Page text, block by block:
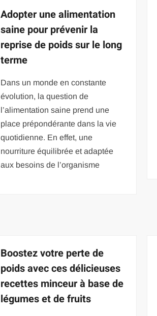
Adopter une alimentation
saine pour prévenir la
reprise de poids sur le long
terme
Dans un monde en constante
évolution, la question de
l’alimentation saine prend une
place prépondérante dans la vie
quotidienne. En effet, une
nourriture équilibrée et adaptée
aux besoins de l’organisme
Boostez votre perte de
poids avec ces délicieuses
recettes minceur à base de
légumes et de fruits